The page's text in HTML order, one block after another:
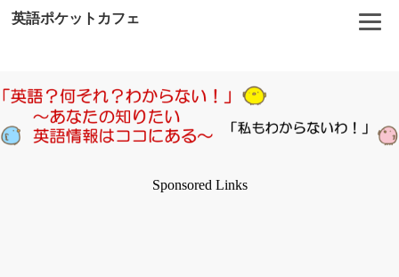
英語ポケットカフェ
Sponsored Links